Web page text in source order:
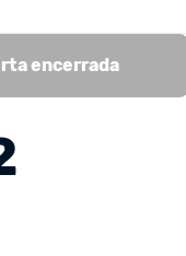
encerrada